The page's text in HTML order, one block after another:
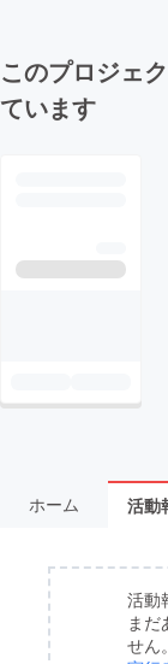
このプロジェ
ています
ホーム 活動
活動
まだ
せん。